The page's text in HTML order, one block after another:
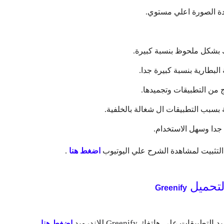
الصورة اعلي مستوي.
بشكل ملحوظ بنسبة كبيرة.
بنسبة كبيرة جدا.
من التطبيقات وتجميدها.
التطبيقات ال شغالة بالخلفية.
وسهل الاستخدام.
لمشاهدة الشرح علي اليوتيوب اضغط هنا .
Greenify